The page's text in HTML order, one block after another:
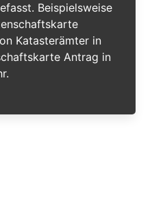
Beispielsweise
Katasterämter in
Antrag in